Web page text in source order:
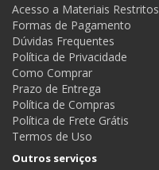
Acesso a Materiais Restritos
Formas de Pagamento
Dúvidas Frequentes
Política de Privacidade
Como Comprar
Prazo de Entrega
Política de Compras
Política de Frete Grátis
Termos de Uso
Outros serviços